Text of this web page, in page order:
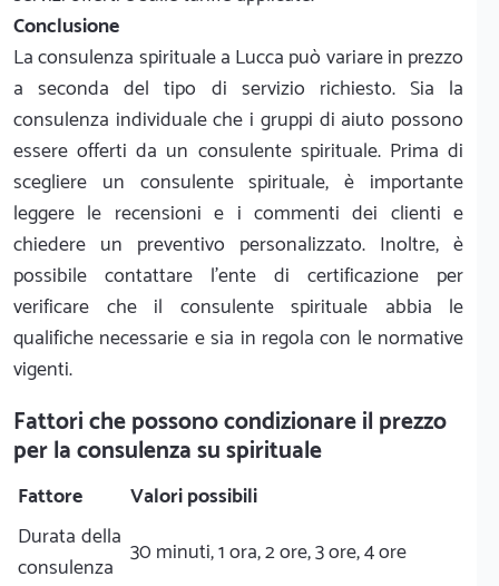
Conclusione
La consulenza spirituale a Lucca può variare in prezzo
a seconda del tipo di servizio richiesto. Sia la
consulenza individuale che i gruppi di aiuto possono
essere offerti da un consulente spirituale. Prima di
scegliere un consulente spirituale, è importante
leggere le recensioni e i commenti dei clienti e
chiedere un preventivo personalizzato. Inoltre, è
possibile contattare l'ente di certificazione per
verificare che il consulente spirituale abbia le
qualifiche necessarie e sia in regola con le normative
vigenti.
Fattori che possono condizionare il prezzo
per la consulenza su spirituale
Fattore
Valori possibili
Durata della
consulenza 30 minuti, 1 ora, 2 ore, 3 ore, 4 ore